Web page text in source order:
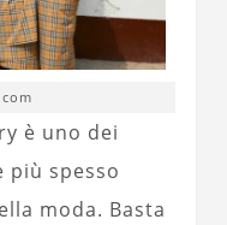
è uno dei
spesso
moda. Basta